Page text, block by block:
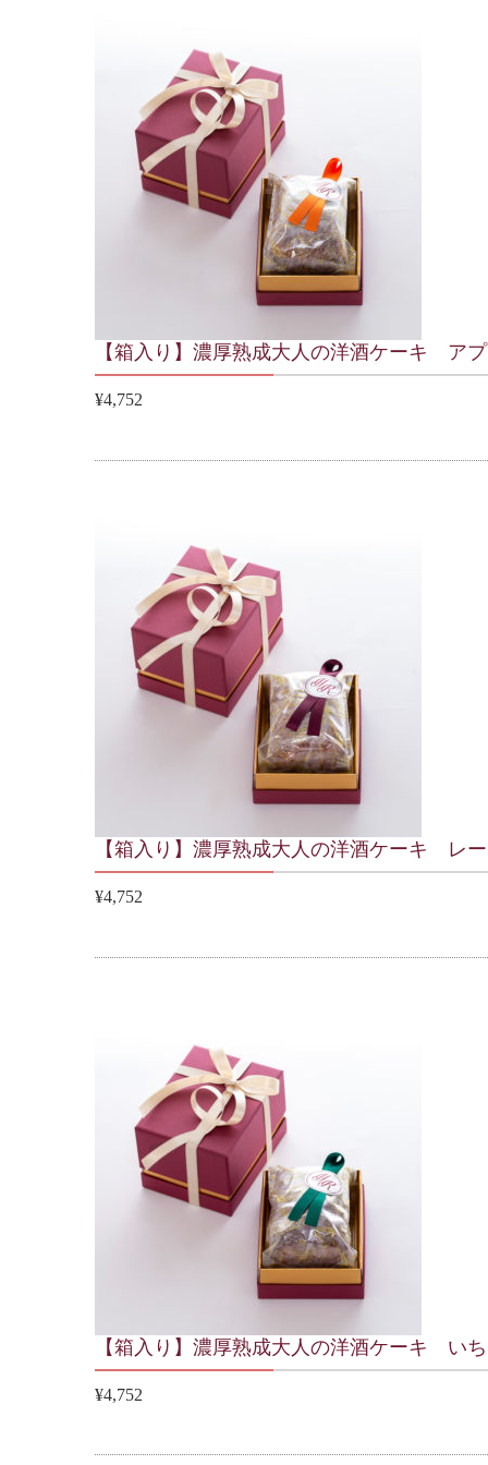
【箱入り】濃厚熟成大人の洋酒ケーキ ア
¥4,752
【箱入り】濃厚熟成大人の洋酒ケーキ レ
¥4,752
【箱入り】濃厚熟成大人の洋酒ケーキ い
¥4,752